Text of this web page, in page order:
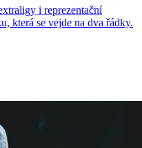
i reprezentační
která se vejde na dva řádky.